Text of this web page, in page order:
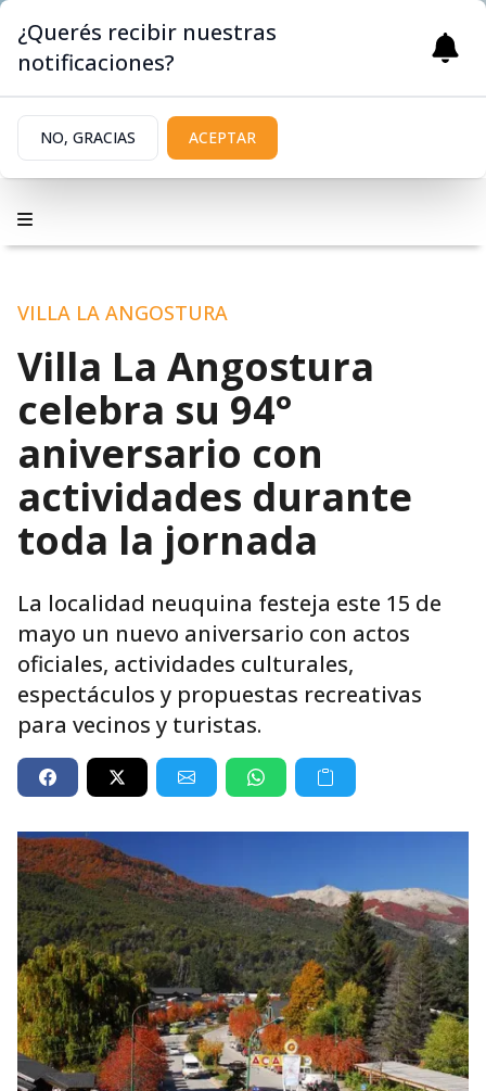
VILLA LA ANGOSTURA
Villa La Angostura
celebra su 94°
aniversario con
actividades durante
toda la jornada
La localidad neuquina festeja este 15 de
mayo un nuevo aniversario con actos
oficiales, actividades culturales,
espectáculos y propuestas recreativas
para vecinos y turistas.
¿Querés recibir nuestras
notificaciones?
NO, GRACIAS ACEPTAR